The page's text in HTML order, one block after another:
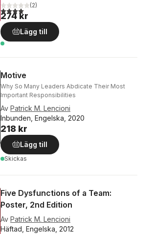
4,0utav 5 stjärnor. Totalt antal röster:
(2)
274 kr
Lägg till
Motive
Why So Many Leaders Abdicate Their Most
Important Responsibilities
Av Patrick M. Lencioni
Inbunden, Engelska, 2020
218 kr
Lägg till
Skickas
Five Dysfunctions of a Team:
Poster, 2nd Edition
Av Patrick M. Lencioni
Häftad, Engelska, 2012